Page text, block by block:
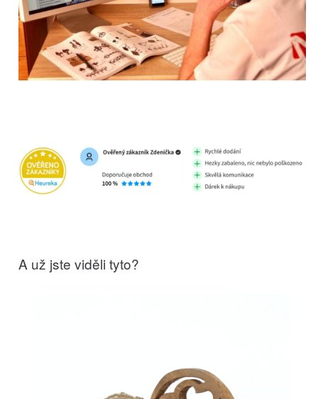
A už jste viděli tyto?